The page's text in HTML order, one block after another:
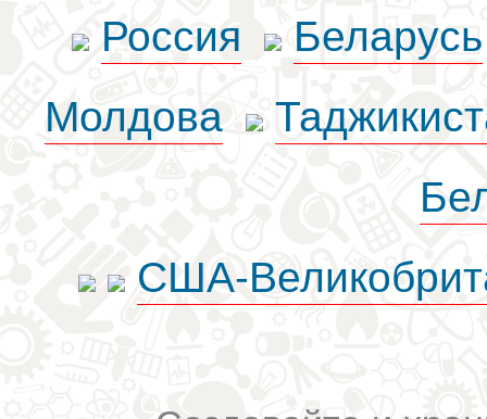
Россия
Беларусь
Молдова
США-